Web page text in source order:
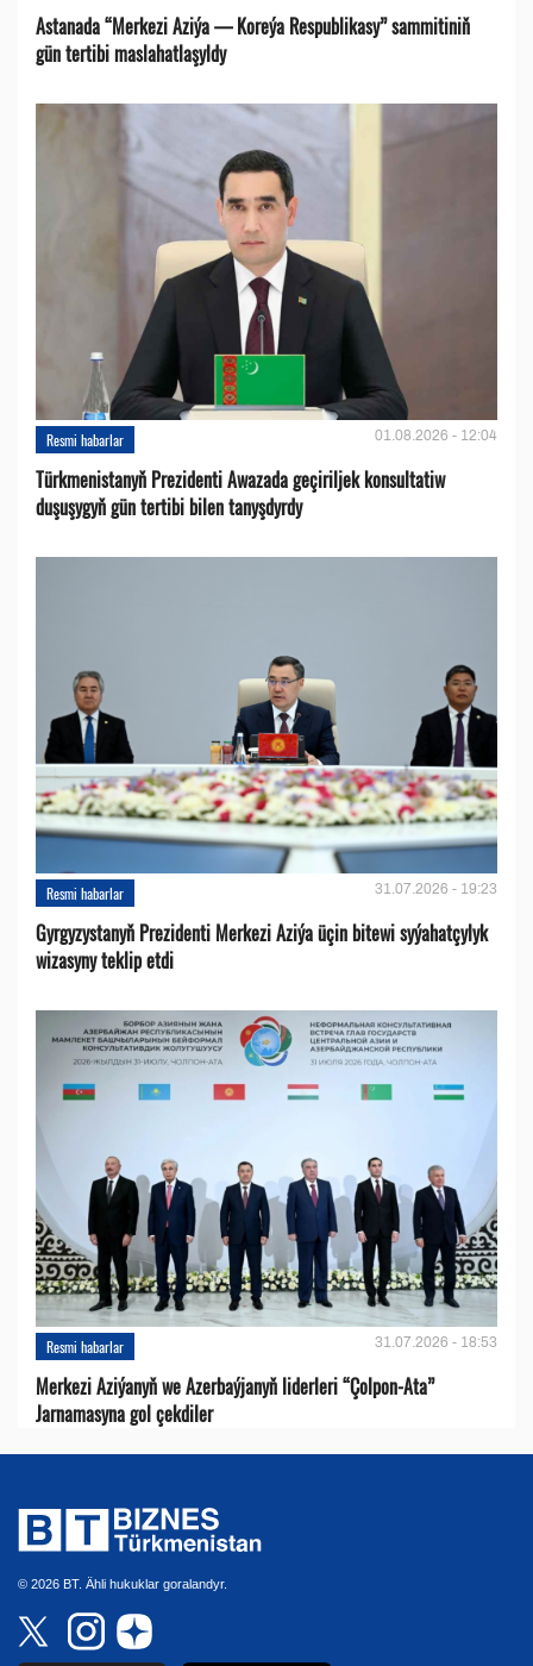
Astanada “Merkezi Aziýa — Koreýa Respublikasy” sammitiniň
gün tertibi maslahatlaşyldy
Resmi habarlar 01.08.2026 - 12:04
Türkmenistanyň Prezidenti Awazada geçiriljek konsultatiw
duşuşygyň gün tertibi bilen tanyşdyrdy
Resmi habarlar 31.07.2026 - 19:23
Gyrgyzystanyň Prezidenti Merkezi Aziýa üçin bitewi syýahatçylyk
wizasyny teklip etdi
Resmi habarlar 31.07.2026 - 18:53
Merkezi Aziýanyň we Azerbaýjanyň liderleri “Çolpon-Ata”
Jarnamasyna gol çekdiler
© 2026 BT. Ähli hukuklar goralandyr.